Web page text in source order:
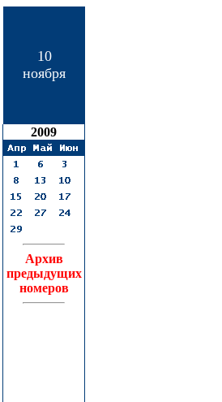
10
ноября
2009
Архив
предыдущих
номеров